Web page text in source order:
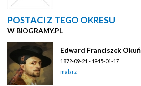
POSTACI Z TEGO OKRESU
W BIOGRAMY.PL
Edward Franciszek Okuń
1872-09-21 - 1945-01-17
malarz